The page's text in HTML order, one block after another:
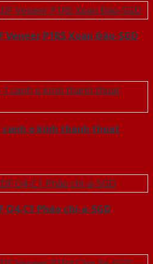
Veneer P1R5 Xoan Đào-SGD
canh o kinh thanh thoat
O4-C1 Phào chi-a-SGD